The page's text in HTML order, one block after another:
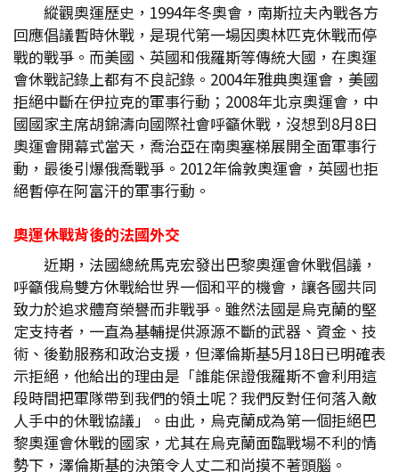
縱觀奧運歷史，1994年冬奧會，南斯拉夫內戰各方
回應倡議暫時休戰，是現代第一場因奧林匹克休戰而停
戰的戰爭。而美國、英國和俄羅斯等傳統大國，在奧運
會休戰記錄上都有不良記錄。2004年雅典奧運會，美國
拒絕中斷在伊拉克的軍事行動；2008年北京奧運會，中
國國家主席胡錦濤向國際社會呼籲休戰，沒想到8月8日
奧運會開幕式當天，喬治亞在南奧塞梯展開全面軍事行
動，最後引爆俄喬戰爭。2012年倫敦奧運會，英國也拒
絕暫停在阿富汗的軍事行動。
奧運休戰背後的法國外交
近期，法國總統馬克宏發出巴黎奧運會休戰倡議，
呼籲俄烏雙方休戰給世界一個和平的機會，讓各國共同
致力於追求體育榮譽而非戰爭。雖然法國是烏克蘭的堅
定支持者，一直為基輔提供源源不斷的武器、資金、技
術、後勤服務和政治支援，但澤倫斯基5月18日已明確表
示拒絕，他給出的理由是「誰能保證俄羅斯不會利用這
段時間把軍隊帶到我們的領土呢？我們反對任何落入敵
人手中的休戰協議」。由此，烏克蘭成為第一個拒絕巴
黎奧運會休戰的國家，尤其在烏克蘭面臨戰場不利的情
勢下，澤倫斯基的決策令人丈二和尚摸不著頭腦。